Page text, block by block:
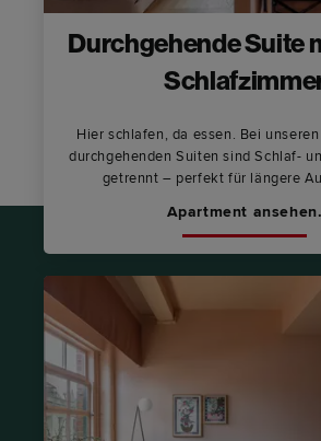
Durchgehende Suite
Hier schlafen, da essen. Bei
durchgehenden Suiten sind Schlaf-
getrennt – perfekt für längere
Apartment ansehen.